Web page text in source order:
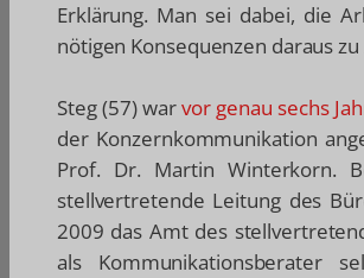
Erklärung. Man sei dabei, die
nötigen Konsequenzen daraus zu
Steg (57) warvor genau sechs
der Konzernkommunikation
Prof. Dr. Martin Winterkorn.
stellvertretende Leitung des
2009 das Amt des
als Kommunikationsberater